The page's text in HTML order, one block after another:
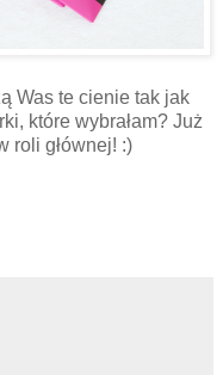
Was te cienie tak jak
które wybrałam? Już
roli głównej! :)